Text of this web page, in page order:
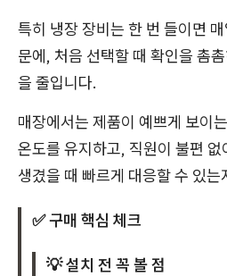
특히 냉장 장비는 한 번 들이면
문에, 처음 선택할 때 확인을 촘
을 줄입니다.
매장에서는 제품이 예쁘게 보이
온도를 유지하고, 직원이 불편
생겼을 때 빠르게 대응할 수 있는
✅ 구매 핵심 체크
💡 설치 전 꼭 볼 점